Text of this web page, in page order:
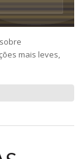
sobre
mais leves,